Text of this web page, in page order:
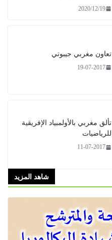
2020/12/19
تعاون مغربي جيبوتي
19-07-2017
تألق مغربي بالأولمبياد الإفريقية
للرياضيات
11-07-2017
شاهد المزيد